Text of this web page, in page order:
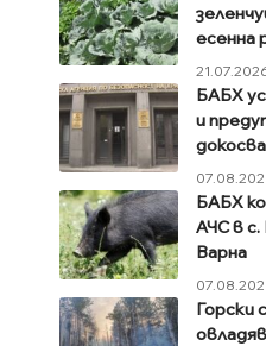
есенна
БАБХ
и
БАБХ
АЧС в с.
Варна
Горски